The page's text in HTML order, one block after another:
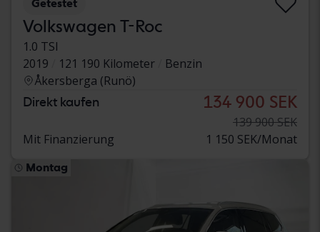
Getestet
Volkswagen T-Roc
1.0 TSI
2019
121 190 Kilometer
Benzin
Åkersberga (Runö)
Direkt kaufen 134 900 SEK
139 900 SEK
Mit Finanzierung
1 150 SEK/Monat
Montag